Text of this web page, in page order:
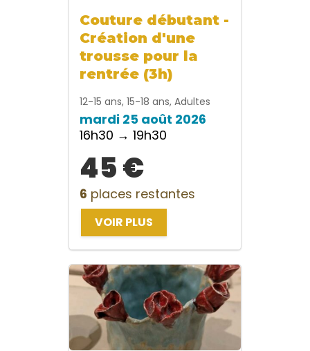
Couture débutant -
Création d'une
trousse pour la
rentrée (3h)
12-15 ans, 15-18 ans, Adultes
mardi 25 août 2026
16h30 → 19h30
45 €
6 places restantes
VOIR PLUS